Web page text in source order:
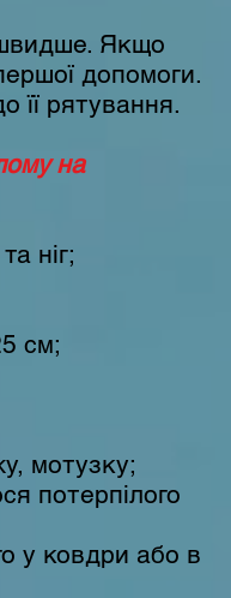
Якщо
допомоги.
рятування.
на
ніг;
см;
мотузку;
потерпілого
у ковдри або в